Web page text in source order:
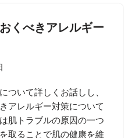
くべきアレルギー
ついて詳しくお話しし、
アレルギー対策について
肌トラブルの原因の一つ
取ることで肌の健康を維